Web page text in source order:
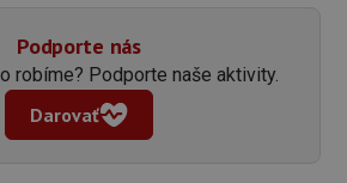
Podporte nás
robíme? Podporte naše aktivity.
Darovať